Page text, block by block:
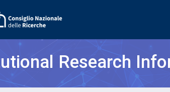
Research